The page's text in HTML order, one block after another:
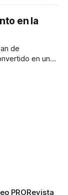
digital
atender
en la
de
en uno
que
PRORevista